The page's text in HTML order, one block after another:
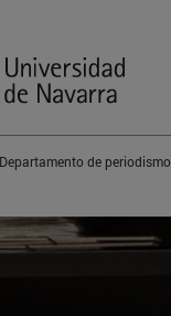
Departamento de periodismo